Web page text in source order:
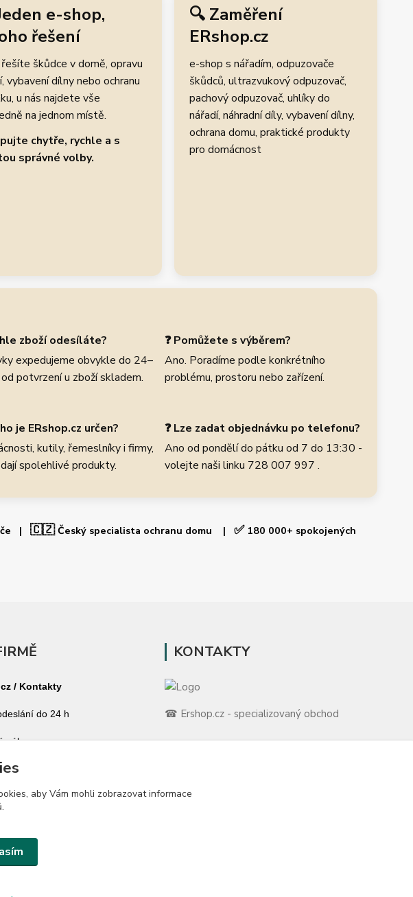
e-shop,
řešení
škůdce v domě, opravu
vybavení dílny nebo ochranu
u nás najdete vše
na jednom místě.
chytře, rychle a s
správné volby.
🔍 Zaměření
ERshop.cz
e-shop s nářadím, odpuzovače
škůdců, ultrazvukový odpuzovač,
pachový odpuzovač, uhlíky do
nářadí, náhradní díly, vybavení dílny,
ochrana domu, praktické produkty
pro domácnost
zboží odesíláte?
expedujeme obvykle do 24–
potvrzení u zboží skladem.
❓ Pomůžete s výběrem?
Ano. Poradíme podle konkrétního
problému, prostoru nebo zařízení.
je ERshop.cz určen?
kutily, řemeslníky i firmy,
spolehlivé produkty.
❓ Lze zadat objednávku po telefonu?
Ano od pondělí do pátku od 7 do 13:30 -
volejte naši linku 728 007 997 .
| 🇨🇿Český specialista ochranu domu | ✅180 000+ spokojených
/ Kontakty
do 24 h
nákup
spokojených zákazníků
pro váš dům
KONTAKTY
☎ Ershop.cz - specializovaný obchod
aby Vám mohli zobrazovat informace